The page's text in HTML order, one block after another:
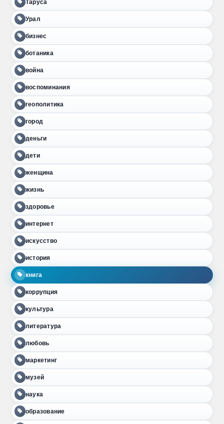
Таруса
Урал
бизнес
ботаника
война
воспоминания
геополитика
город
деньги
дети
женщина
жизнь
здоровье
интернет
искусство
история
книга
коррупция
культура
литература
любовь
маркетинг
музей
наука
образование